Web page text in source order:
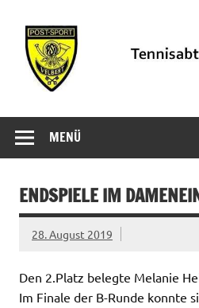
springen
MENÜ
ENDSPIELE IM
28. August 2019
Den 2.Platz belegte Melanie
Im Finale der B-Runde konnte